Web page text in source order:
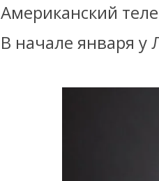
Американский
В начале января у